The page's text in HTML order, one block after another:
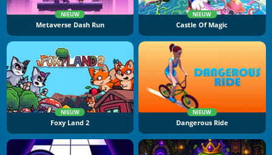
NIEUW
Metaverse Dash Run
NIEUW
Castle Of Magic
NIEUW
Foxy Land 2
NIEUW
Dangerous Ride